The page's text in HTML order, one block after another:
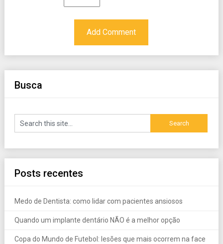
Busca
Posts recentes
Medo de Dentista: como lidar com pacientes ansiosos
Quando um implante dentário NÃO é a melhor opção
Copa do Mundo de Futebol: lesões que mais ocorrem na face